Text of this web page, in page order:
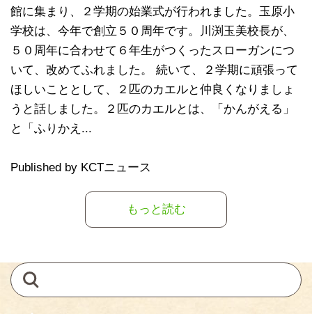
館に集まり、２学期の始業式が行われました。玉原小
学校は、今年で創立５０周年です。川渕玉美校長が、
５０周年に合わせて６年生がつくったスローガンにつ
いて、改めてふれました。 続いて、２学期に頑張って
ほしいこととして、２匹のカエルと仲良くなりましょ
うと話しました。２匹のカエルとは、「かんがえる」
と「ふりかえ...
Published by KCTニュース
もっと読む